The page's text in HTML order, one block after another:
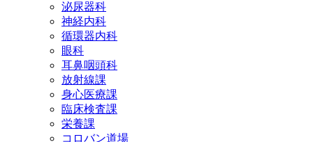
泌尿器科
神経内科
循環器内科
眼科
耳鼻咽頭科
放射線課
身心医療課
臨床検査課
栄養課
コロバン道場